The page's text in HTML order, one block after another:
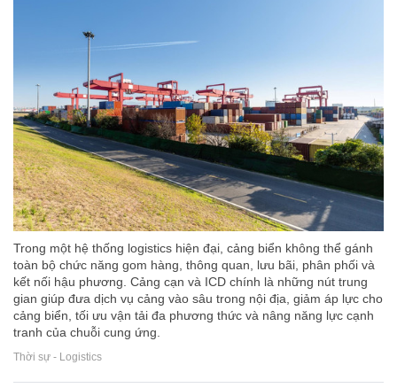
Trong một hệ thống logistics hiện đại, cảng biển không thể gánh
toàn bộ chức năng gom hàng, thông quan, lưu bãi, phân phối và
kết nối hậu phương. Cảng cạn và ICD chính là những nút trung
gian giúp đưa dịch vụ cảng vào sâu trong nội địa, giảm áp lực cho
cảng biển, tối ưu vận tải đa phương thức và nâng năng lực cạnh
tranh của chuỗi cung ứng.
Thời sự - Logistics